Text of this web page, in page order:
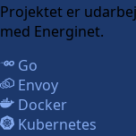
Projektet er
med Energinet.
Go
Envoy
Docker
Kubernetes